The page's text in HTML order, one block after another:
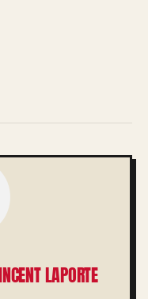
LAPORTE